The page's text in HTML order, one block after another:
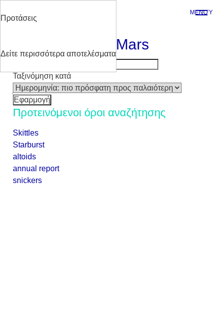
to
Αναζήτηση στη Mars
Ταξινόμηση κατά
Προτάσεις
Δείτε περισσότερα αποτελέσματα
Προτεινόμενοι όροι αναζήτησης
Skittles
Starburst
altoids
annual report
snickers
ΜΕΝΟΎ